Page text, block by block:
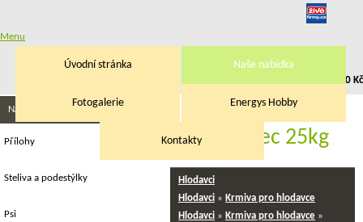
Menu
Úvodní stránka Naše nabídka
Fotogalerie Energys Hobby
Kontakty
0,00 Kč
Střední a velký
hlodavec 25kg
Hlodavci
Hlodavci » Krmiva pro hlodavce
Hlodavci » Krmiva pro hlodavce »
NAŠE NABÍDKA
Přílohy
Steliva a podestýlky
Psi